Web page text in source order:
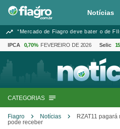
Notícias
“Mercado de Fiagro deve bater o de
IPCA 0,70% FEVEREIRO DE 2026 Selic
CATEGORIAS
Fiagro Notícias
RZAT11
pode receber